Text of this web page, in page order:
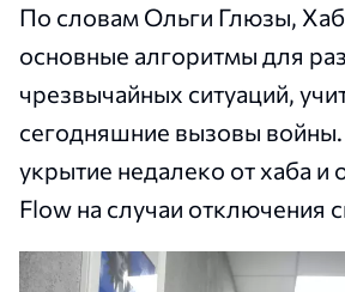
По словам Ольги Глюзы,
основные алгоритмы для
чрезвычайных ситуаций,
сегодняшние вызовы
укрытие недалеко от хаба и
Flow на случаи отключения